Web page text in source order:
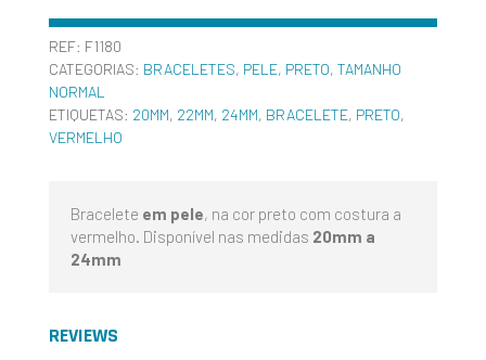
REF: F1180
CATEGORIAS: BRACELETES, PELE, PRETO, TAMANHO
NORMAL
ETIQUETAS: 20MM, 22MM, 24MM, BRACELETE, PRETO,
VERMELHO
Bracelete em pele, na cor preto com costura a
vermelho. Disponível nas medidas 20mm a
24mm
REVIEWS